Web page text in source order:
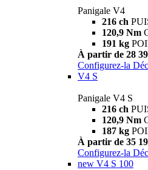
Panigale V4
216 ch
120,9 Nm
191 kg
À partir de 28
Configurez-la
V4 S
Panigale V4 S
216 ch
120,9 Nm
187 kg
À partir de 35
Configurez-la
new V4 S 100